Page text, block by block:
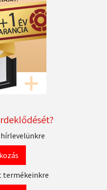
termékeinkre